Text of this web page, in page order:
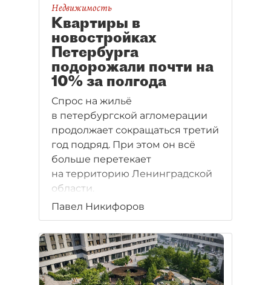
Недвижимость
Квартиры в
новостройках
Петербурга
подорожали почти на
10% за полгода
Спрос на жильё
в петербургской агломерации
продолжает сокращаться третий
год подряд. При этом он всё
больше перетекает
на территорию Ленинградской
области.
Павел Никифоров